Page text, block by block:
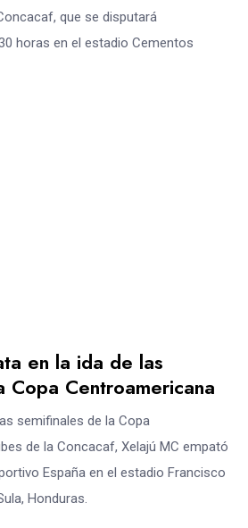
que se disputará
horas en el estadio Cementos
en la ida de las
Copa Centroamericana
semifinales de la Copa
de la Concacaf, Xelajú MC empató
España en el estadio Francisco
Honduras.